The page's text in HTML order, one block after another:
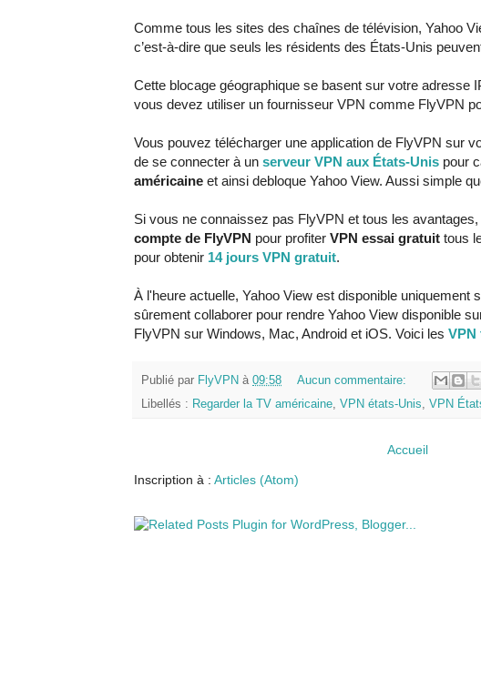
Comme tous les sites des chaînes de télévision, Yahoo
c’est-à-dire que seuls les résidents des États-Unis
Cette blocage géographique se basent sur votre adresse
vous devez utiliser un fournisseur VPN comme FlyVPN
Vous pouvez télécharger une application de FlyVPN sur
de se connecter à un serveur VPN aux États-Unis pour
américaine et ainsi debloque Yahoo View. Aussi simple
Si vous ne connaissez pas FlyVPN et tous les
compte de FlyVPN pour profiter VPN essai gratuit tous
pour obtenir 14 jours VPN gratuit.
À l'heure actuelle, Yahoo View est disponible
sûrement collaborer pour rendre Yahoo View disponible
FlyVPN sur Windows, Mac, Android et iOS. Voici les VPN
Publié par FlyVPN à 09:58
Aucun commentaire:
Libellés : Regarder la TV américaine, VPN états-Unis, VPN
Accueil
Inscription à : Articles (Atom)